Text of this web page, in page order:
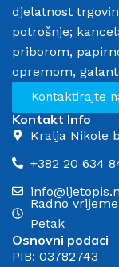
djelatnost
potrošnje;
priborom,
opremom,
Kontaktirajte
Kontakt Info
Kralja Nikole
+382 20 634
Radno
Petak
Osnovni podaci
PIB: 03782743